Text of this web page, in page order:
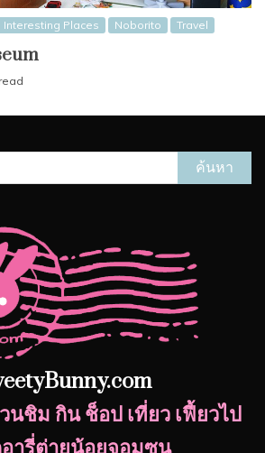
Interesting Places Noborito Travel
นชิม กิน ช็อป เที่ยว เฟี้ยวไป